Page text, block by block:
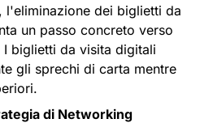
l'eliminazione dei biglietti da
un passo concreto verso
biglietti da visita digitali
gli sprechi di carta mentre
di Networking